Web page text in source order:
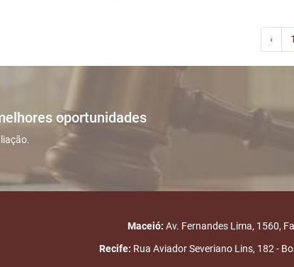
‹ 1
oportunidades
Maceió: Av. Fernandes Lima, 1560,
Recife: Rua Aviador Severiano Lins, 182 -